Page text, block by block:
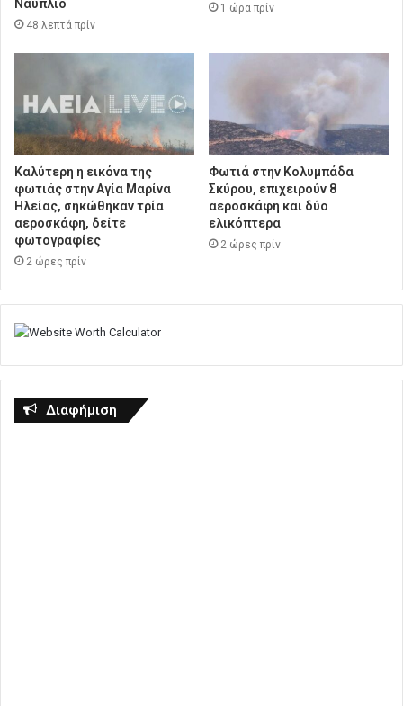
Ναύπλιο
48 λεπτά πρίν
1 ώρα πρίν
Καλύτερη η εικόνα της
φωτιάς στην Aγία Μαρίνα
Ηλείας, σηκώθηκαν τρία
αεροσκάφη, δείτε
φωτογραφίες
2 ώρες πρίν
Φωτιά στην Κολυμπάδα
Σκύρου, επιχειρούν 8
αεροσκάφη και δύο
ελικόπτερα
2 ώρες πρίν
Διαφήμιση